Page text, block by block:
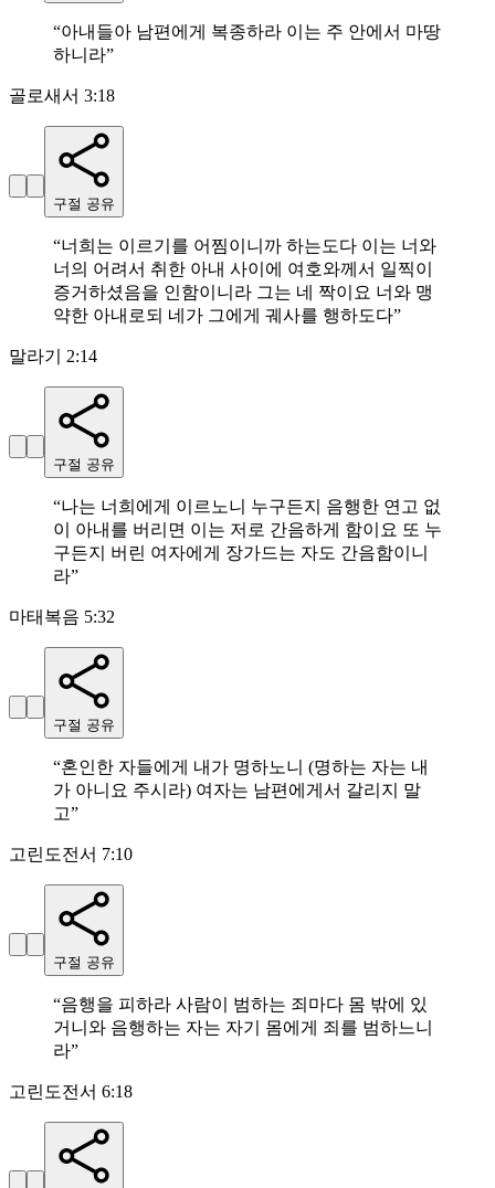
“아내들아 남편에게 복종하라 이는 주 안에서 마땅
하니라”
골로새서 3:18
구절 공유
“너희는 이르기를 어찜이니까 하는도다 이는 너와
너의 어려서 취한 아내 사이에 여호와께서 일찍이
증거하셨음을 인함이니라 그는 네 짝이요 너와 맹
약한 아내로되 네가 그에게 궤사를 행하도다”
말라기 2:14
구절 공유
“나는 너희에게 이르노니 누구든지 음행한 연고 없
이 아내를 버리면 이는 저로 간음하게 함이요 또 누
구든지 버린 여자에게 장가드는 자도 간음함이니
라”
마태복음 5:32
구절 공유
“혼인한 자들에게 내가 명하노니 (명하는 자는 내
가 아니요 주시라) 여자는 남편에게서 갈리지 말
고”
고린도전서 7:10
구절 공유
“음행을 피하라 사람이 범하는 죄마다 몸 밖에 있
거니와 음행하는 자는 자기 몸에게 죄를 범하느니
라”
고린도전서 6:18